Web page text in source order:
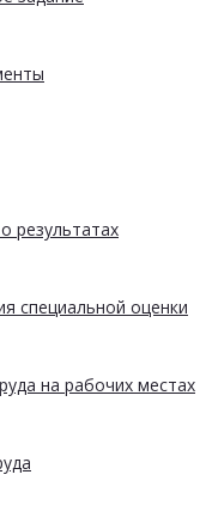
результатах
специальной оценки
на рабочих местах